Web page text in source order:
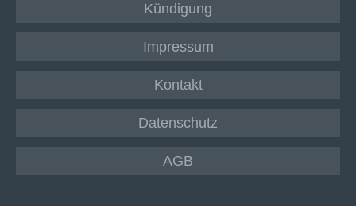
Kündigung
Impressum
Kontakt
Datenschutz
AGB